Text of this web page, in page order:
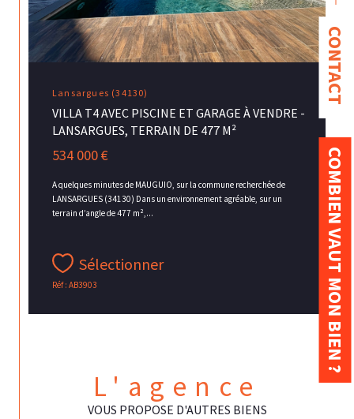
CONTACT
COMBIEN VAUT MON BIEN ?
Lansargues (34130)
VILLA T4 AVEC PISCINE ET GARAGE À VENDRE -
LANSARGUES, TERRAIN DE 477 M²
534 000 €
A quelques minutes de MAUGUIO, sur la commune recherchée de
LANSARGUES (34130) Dans un environnement agréable, sur un
terrain d’angle de 477 m²,...
Sélectionner
Réf : AB3903
L'agence
VOUS PROPOSE D'AUTRES BIENS